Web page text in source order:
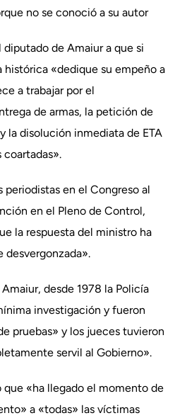
no se conoció a su autor
diputado de Amaiur a que si
histórica «dedique su empeño a
a trabajar por el
de armas, la petición de
la disolución inmediata de ETA
coartadas».
periodistas en el Congreso al
en el Pleno de Control,
la respuesta del ministro ha
desde 1978 la Policía
investigación y fueron
pruebas» y los jueces tuvieron
servil al Gobierno».
que «ha llegado el momento de
a «todas» las víctimas